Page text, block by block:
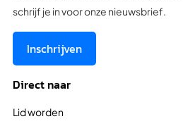
schrijf je in voor onze nieuwsbrief.
Inschrijven
Direct naar
Lid worden